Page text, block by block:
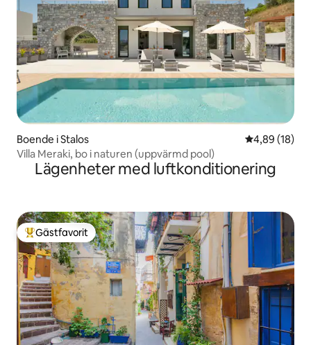
Boende i Stalos 4,89 av 5 i
4,89 (18)
Villa Meraki, bo i naturen (uppvärmd pool)
Lägenheter med luftkonditionering
Populär gästfavorit
Gästfavorit